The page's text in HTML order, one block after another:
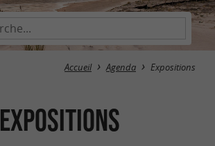
Accueil Agenda Expositions
Expositions